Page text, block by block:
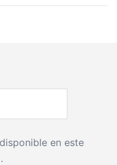
en este